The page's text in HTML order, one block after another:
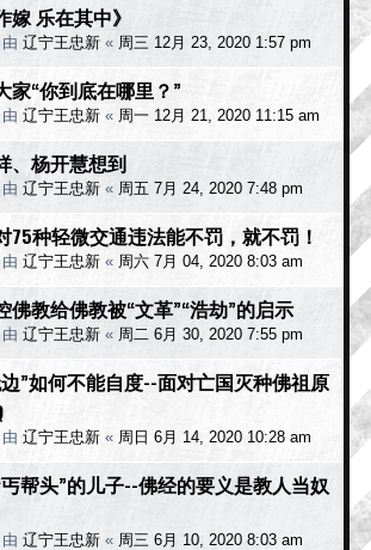
嫁 乐在其中》
辽宁王忠新 « 周三 12月 23, 2020 1:57 pm
家“你到底在哪里？”
辽宁王忠新 « 周一 12月 21, 2020 11:15 am
、杨开慧想到
辽宁王忠新 « 周五 7月 24, 2020 7:48 pm
75种轻微交通违法能不罚，就不罚！
辽宁王忠新 « 周六 7月 04, 2020 8:03 am
佛教给佛教被“文革”“浩劫”的启示
辽宁王忠新 « 周二 6月 30, 2020 7:55 pm
”如何不能自度--面对亡国灭种佛祖原
辽宁王忠新 « 周日 6月 14, 2020 10:28 am
帮头”的儿子--佛经的要义是教人当奴
辽宁王忠新 « 周三 6月 10, 2020 8:03 am